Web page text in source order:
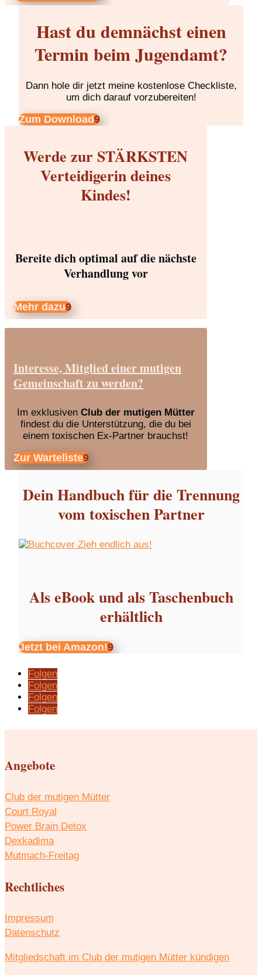
Hast du demnächst einen
Termin beim Jugendamt?
Dann hole dir jetzt meine kostenlose Checkliste,
um dich darauf vorzubereiten!
Zum Download
Werde zur STÄRKSTEN
Verteidigerin deines
Kindes!
Bereite dich optimal auf die nächste
Verhandlung vor
Mehr dazu
Interesse, Mitglied einer mutigen
Gemeinschaft zu werden?
Im exklusiven Club der mutigen Mütter
findest du die Unterstützung, die du bei
einem toxischen Ex-Partner brauchst!
Zur Warteliste
Dein Handbuch für die Trennung
vom toxischen Partner
Als eBook und als Taschenbuch
erhältlich
Jetzt bei Amazon!
Folgen
Folgen
Folgen
Folgen
Angebote
Club der mutigen Mütter
Court Royal
Power Brain Detox
Dexkadima
Mutmach-Freitag
Rechtliches
Impressum
Datenschutz
Mitgliedschaft im Club der mutigen Mütter kündigen